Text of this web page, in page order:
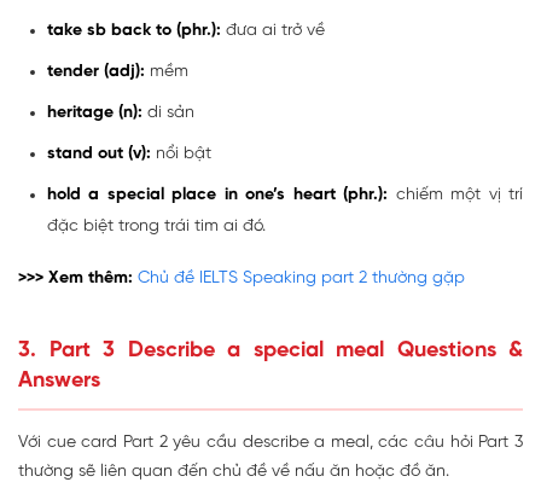
take sb back to (phr.): đưa ai trở về
tender (adj): mềm
heritage (n): di sản
stand out (v): nổi bật
hold a special place in one’s heart (phr.): chiếm một vị trí
đặc biệt trong trái tim ai đó.
>>> Xem thêm: Chủ đề IELTS Speaking part 2 thường gặp
3. Part 3 Describe a special meal Questions &
Answers
Với cue card Part 2 yêu cầu describe a meal, các câu hỏi Part 3
thường sẽ liên quan đến chủ đề về nấu ăn hoặc đồ ăn.